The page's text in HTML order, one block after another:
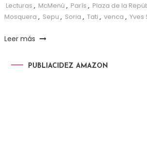
Lecturas , McMenú , París , Plaza de la
Mosquera , Sepu , Soria , Tati , venca , Yves
Leer más
PUBLIACIDEZ AMAZON